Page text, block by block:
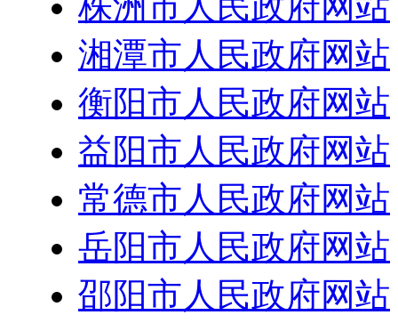
湘潭市人民政府网站
衡阳市人民政府网站
益阳市人民政府网站
常德市人民政府网站
岳阳市人民政府网站
邵阳市人民政府网站